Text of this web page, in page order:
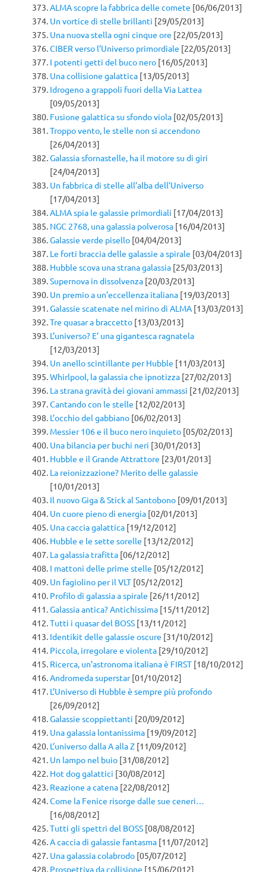
ALMA scopre la fabbrica delle comete [06/06/2013]
Un vortice di stelle brillanti [29/05/2013]
Una nuova stella ogni cinque ore [22/05/2013]
CIBER verso l’Universo primordiale [22/05/2013]
I potenti getti del buco nero [16/05/2013]
Una collisione galattica [13/05/2013]
Idrogeno a grappoli fuori della Via Lattea
[09/05/2013]
Fusione galattica su sfondo viola [02/05/2013]
Troppo vento, le stelle non si accendono
[26/04/2013]
Galassia sfornastelle, ha il motore su di giri
[24/04/2013]
Un fabbrica di stelle all’alba dell’Universo
[17/04/2013]
ALMA spia le galassie primordiali [17/04/2013]
NGC 2768, una galassia polverosa [16/04/2013]
Galassie verde pisello [04/04/2013]
Le forti braccia delle galassie a spirale [03/04/2013]
Hubble scova una strana galassia [25/03/2013]
Supernova in dissolvenza [20/03/2013]
Un premio a un’eccellenza italiana [19/03/2013]
Galassie scatenate nel mirino di ALMA [13/03/2013]
Tre quasar a braccetto [13/03/2013]
L’universo? E’ una gigantesca ragnatela
[12/03/2013]
Un anello scintillante per Hubble [11/03/2013]
Whirlpool, la galassia che ipnotizza [27/02/2013]
La strana gravità dei giovani ammassi [21/02/2013]
Cantando con le stelle [12/02/2013]
L’occhio del gabbiano [06/02/2013]
Messier 106 e il buco nero inquieto [05/02/2013]
Una bilancia per buchi neri [30/01/2013]
Hubble e il Grande Attrattore [23/01/2013]
La reionizzazione? Merito delle galassie
[10/01/2013]
Il nuovo Giga & Stick al Santobono [09/01/2013]
Un cuore pieno di energia [02/01/2013]
Una caccia galattica [19/12/2012]
Hubble e le sette sorelle [13/12/2012]
La galassia trafitta [06/12/2012]
I mattoni delle prime stelle [05/12/2012]
Un fagiolino per il VLT [05/12/2012]
Profilo di galassia a spirale [26/11/2012]
Galassia antica? Antichissima [15/11/2012]
Tutti i quasar del BOSS [13/11/2012]
Identikit delle galassie oscure [31/10/2012]
Piccola, irregolare e violenta [29/10/2012]
Ricerca, un’astronoma italiana è FIRST [18/10/2012]
Andromeda superstar[01/10/2012]
L’Universo di Hubble è sempre più profondo
[26/09/2012]
Galassie scoppiettanti [20/09/2012]
Una galassia lontanissima [19/09/2012]
L’universo dalla A alla Z [11/09/2012]
Un lampo nel buio [31/08/2012]
Hot dog galattici [30/08/2012]
Reazione a catena [22/08/2012]
Come la Fenice risorge dalle sue ceneri…
[16/08/2012]
Tutti gli spettri del BOSS [08/08/2012]
A caccia di galassie fantasma [11/07/2012]
Una galassia colabrodo [05/07/2012]
Prospettiva da collisione [15/06/2012]